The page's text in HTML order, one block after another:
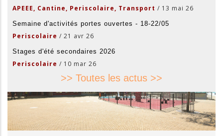
APEEE, Cantine, Periscolaire, Transport / 13 mai 26
Semaine d'activités portes ouvertes - 18-22/05
Periscolaire / 21 avr 26
Stages d'été secondaires 2026
Periscolaire / 10 mar 26
>> Toutes les actus >>